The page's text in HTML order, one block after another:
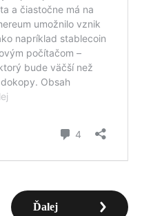
Ďalej